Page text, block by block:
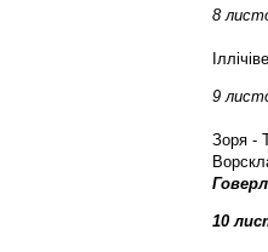
8
9
Зоря -
10